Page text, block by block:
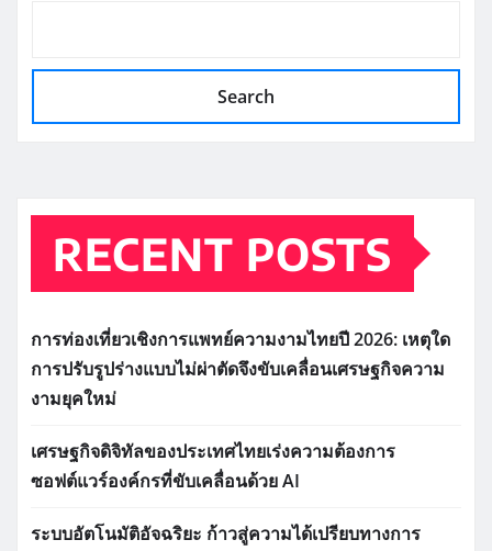
Search
RECENT POSTS
การท่องเที่ยวเชิงการแพทย์ความงามไทยปี 2026: เหตุใด
การปรับรูปร่างแบบไม่ผ่าตัดจึงขับเคลื่อนเศรษฐกิจความ
งามยุคใหม่
เศรษฐกิจดิจิทัลของประเทศไทยเร่งความต้องการ
ซอฟต์แวร์องค์กรที่ขับเคลื่อนด้วย AI
ระบบอัตโนมัติอัจฉริยะ ก้าวสู่ความได้เปรียบทางการ